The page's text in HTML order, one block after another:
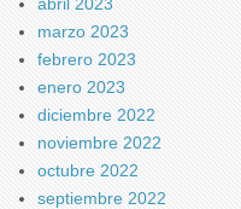
marzo 2023
febrero 2023
enero 2023
diciembre 2022
noviembre 2022
octubre 2022
septiembre 2022